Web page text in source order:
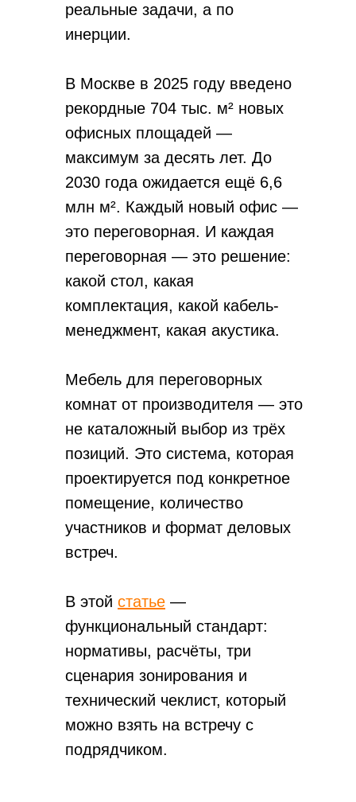
реальные задачи, а по
инерции.
В Москве в 2025 году введено
рекордные 704 тыс. м² новых
офисных площадей —
максимум за десять лет. До
2030 года ожидается ещё 6,6
млн м². Каждый новый офис —
это переговорная. И каждая
переговорная — это решение:
какой стол, какая
комплектация, какой кабель-
менеджмент, какая акустика.
Мебель для переговорных
комнат от производителя — это
не каталожный выбор из трёх
позиций. Это система, которая
проектируется под конкретное
помещение, количество
участников и формат деловых
встреч.
В этой статье —
функциональный стандарт:
нормативы, расчёты, три
сценария зонирования и
технический чеклист, который
можно взять на встречу с
подрядчиком.